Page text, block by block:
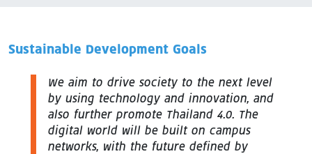
Sustainable Development Goals
We aim to drive society to the next level
by using technology and innovation, and
also further promote Thailand 4.0. The
digital world will be built on campus
networks, with the future defined by